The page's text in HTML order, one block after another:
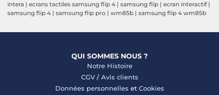
intera | ecrans tactiles samsung flip 4 | samsung flip | ecran interactif|
samsung flip 4 | samsung flip pro | wm85b | samsung flip 4 wm85b
QUI SOMMES NOUS ?
Notre Histoire
CGV/ Avis clients
Données personnelles et Cookies